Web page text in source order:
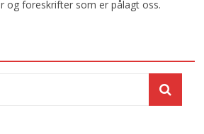
og foreskrifter som er pålagt oss.